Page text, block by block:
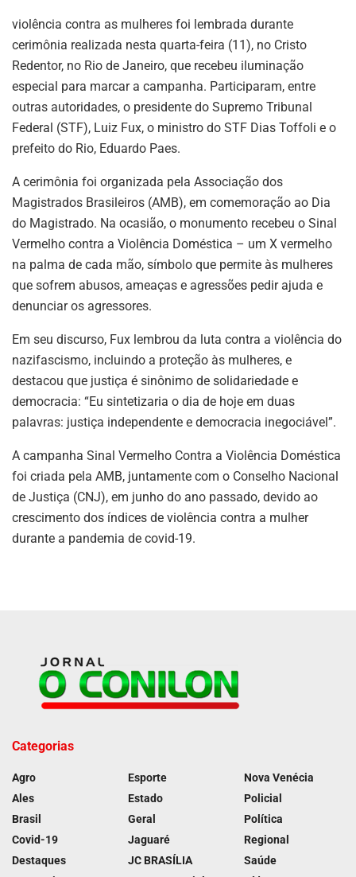
violência contra as mulheres foi lembrada durante
cerimônia realizada nesta quarta-feira (11), no Cristo
Redentor, no Rio de Janeiro, que recebeu iluminação
especial para marcar a campanha. Participaram, entre
outras autoridades, o presidente do Supremo Tribunal
Federal (STF), Luiz Fux, o ministro do STF Dias Toffoli e o
prefeito do Rio, Eduardo Paes.
A cerimônia foi organizada pela Associação dos
Magistrados Brasileiros (AMB), em comemoração ao Dia
do Magistrado. Na ocasião, o monumento recebeu o Sinal
Vermelho contra a Violência Doméstica – um X vermelho
na palma de cada mão, símbolo que permite às mulheres
que sofrem abusos, ameaças e agressões pedir ajuda e
denunciar os agressores.
Em seu discurso, Fux lembrou da luta contra a violência do
nazifascismo, incluindo a proteção às mulheres, e
destacou que justiça é sinônimo de solidariedade e
democracia: “Eu sintetizaria o dia de hoje em duas
palavras: justiça independente e democracia inegociável”.
A campanha Sinal Vermelho Contra a Violência Doméstica
foi criada pela AMB, juntamente com o Conselho Nacional
de Justiça (CNJ), em junho do ano passado, devido ao
crescimento dos índices de violência contra a mulher
durante a pandemia de covid-19.
Categorias
Agro
Ales
Brasil
Covid-19
Destaques
Esporte
Estado
Geral
Jaguaré
JC BRASÍLIA
Nova Venécia
Policial
Política
Regional
Saúde